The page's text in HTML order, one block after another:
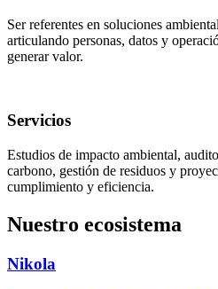
Ser referentes en soluciones
articulando personas, datos y
generar valor.
Servicios
Estudios de impacto ambiental,
carbono, gestión de residuos y
cumplimiento y eficiencia.
Nuestro ecosistema
Nikola